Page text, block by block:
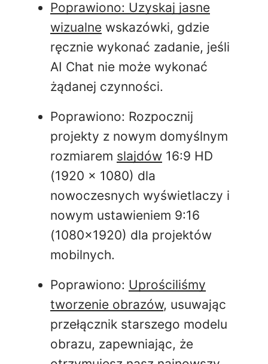
Poprawiono: Uzyskaj jasne
wizualne wskazówki, gdzie
ręcznie wykonać zadanie, jeśli
AI Chat nie może wykonać
żądanej czynności.
Poprawiono: Rozpocznij
projekty z nowym domyślnym
rozmiarem slajdów 16:9 HD
(1920 × 1080) dla
nowoczesnych wyświetlaczy i
nowym ustawieniem 9:16
(1080×1920) dla projektów
mobilnych.
Poprawiono: Uprościliśmy
tworzenie obrazów, usuwając
przełącznik starszego modelu
obrazu, zapewniając, że